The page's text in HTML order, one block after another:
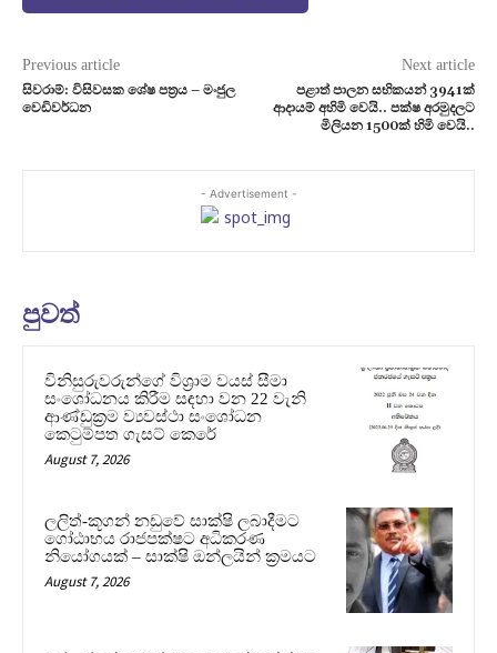
Previous article
සිවරාම්: විසිවසක ශේෂ පත්‍රය – මංජුල
වෙඩිවර්ධන
Next article
පළාත් පාලන සභිකයන් 3941ක්
ආදායම් අහිමි වෙයි.. පක්ෂ අරමුදලට
මිලියන 1500ක් හිමි වෙයි..
- Advertisement -
පුවත්
විනිසුරුවරුන්ගේ විශ්‍රාම වයස් සීමා
සංශෝධනය කිරීම සඳහා වන 22 වැනි
ආණ්ඩුක්‍රම ව්‍යවස්ථා සංශෝධන
කෙටුම්පත ගැසට් කෙරේ
August 7, 2026
ලලිත්-කූගන් නඩුවේ සාක්ෂි ලබාදීමට
ගෝඨාභය රාජපක්ෂට අධිකරණ
නියෝගයක් – සාක්ෂි ඔන්ලයින් ක්‍රමයට
August 7, 2026